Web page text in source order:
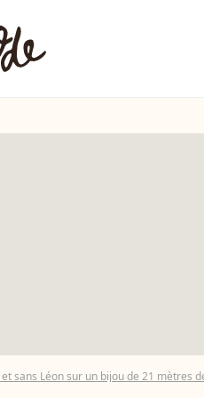
sans Léon sur un bijou de 21 mètres